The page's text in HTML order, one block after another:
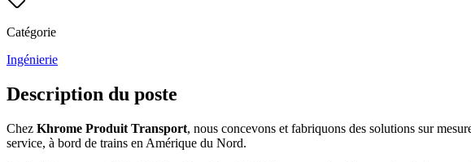
Catégorie
Ingénierie
Description du poste
Chez Khrome Produit Transport, nous concevons et fabriquons des solutions sur
service, à bord de trains en Amérique du Nord.